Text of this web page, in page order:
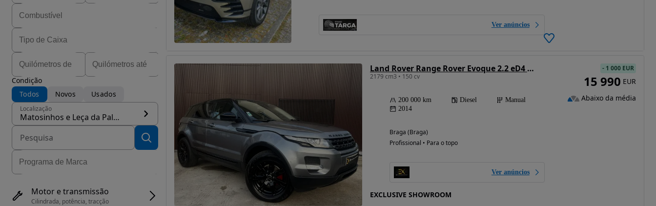
Condição
Todos
Novos Usados
Localização
Matosinhos e Leça da Palmeira, concelho Matosinhos
Motor e transmissão
Cilindrada, potência, tracção
Ver anúncios
Land Rover Range Rover Evoque 2.2 eD4 Dynamic
2179 cm3 • 150 cv
200 000 km Diesel
Manual
2014
Braga (Braga)
Profissional • Para o topo
Ver anúncios
EXCLUSIVE SHOWROOM
- 1 000 EUR
15 990 EUR
Abaixo da média